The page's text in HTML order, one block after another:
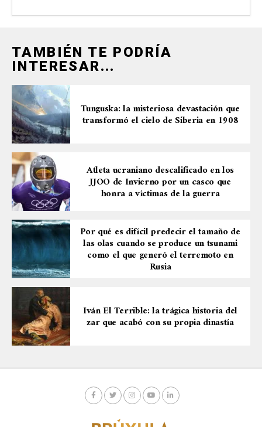
TAMBIÉN TE PODRÍA
INTERESAR...
Tunguska: la misteriosa devastación que
transformó el cielo de Siberia en 1908
Atleta ucraniano descalificado en los
JJOO de Invierno por un casco que
honra a víctimas de la guerra
Por qué es difícil predecir el tamaño de
las olas cuando se produce un tsunami
como el que generó el terremoto en
Rusia
Iván El Terrible: la trágica historia del
zar que acabó con su propia dinastía